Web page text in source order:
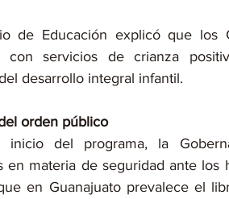
de Educación explicó que los
con servicios de crianza
desarrollo integral infantil.
orden público
inicio del programa, la
en materia de seguridad ante los
en Guanajuato prevalece el